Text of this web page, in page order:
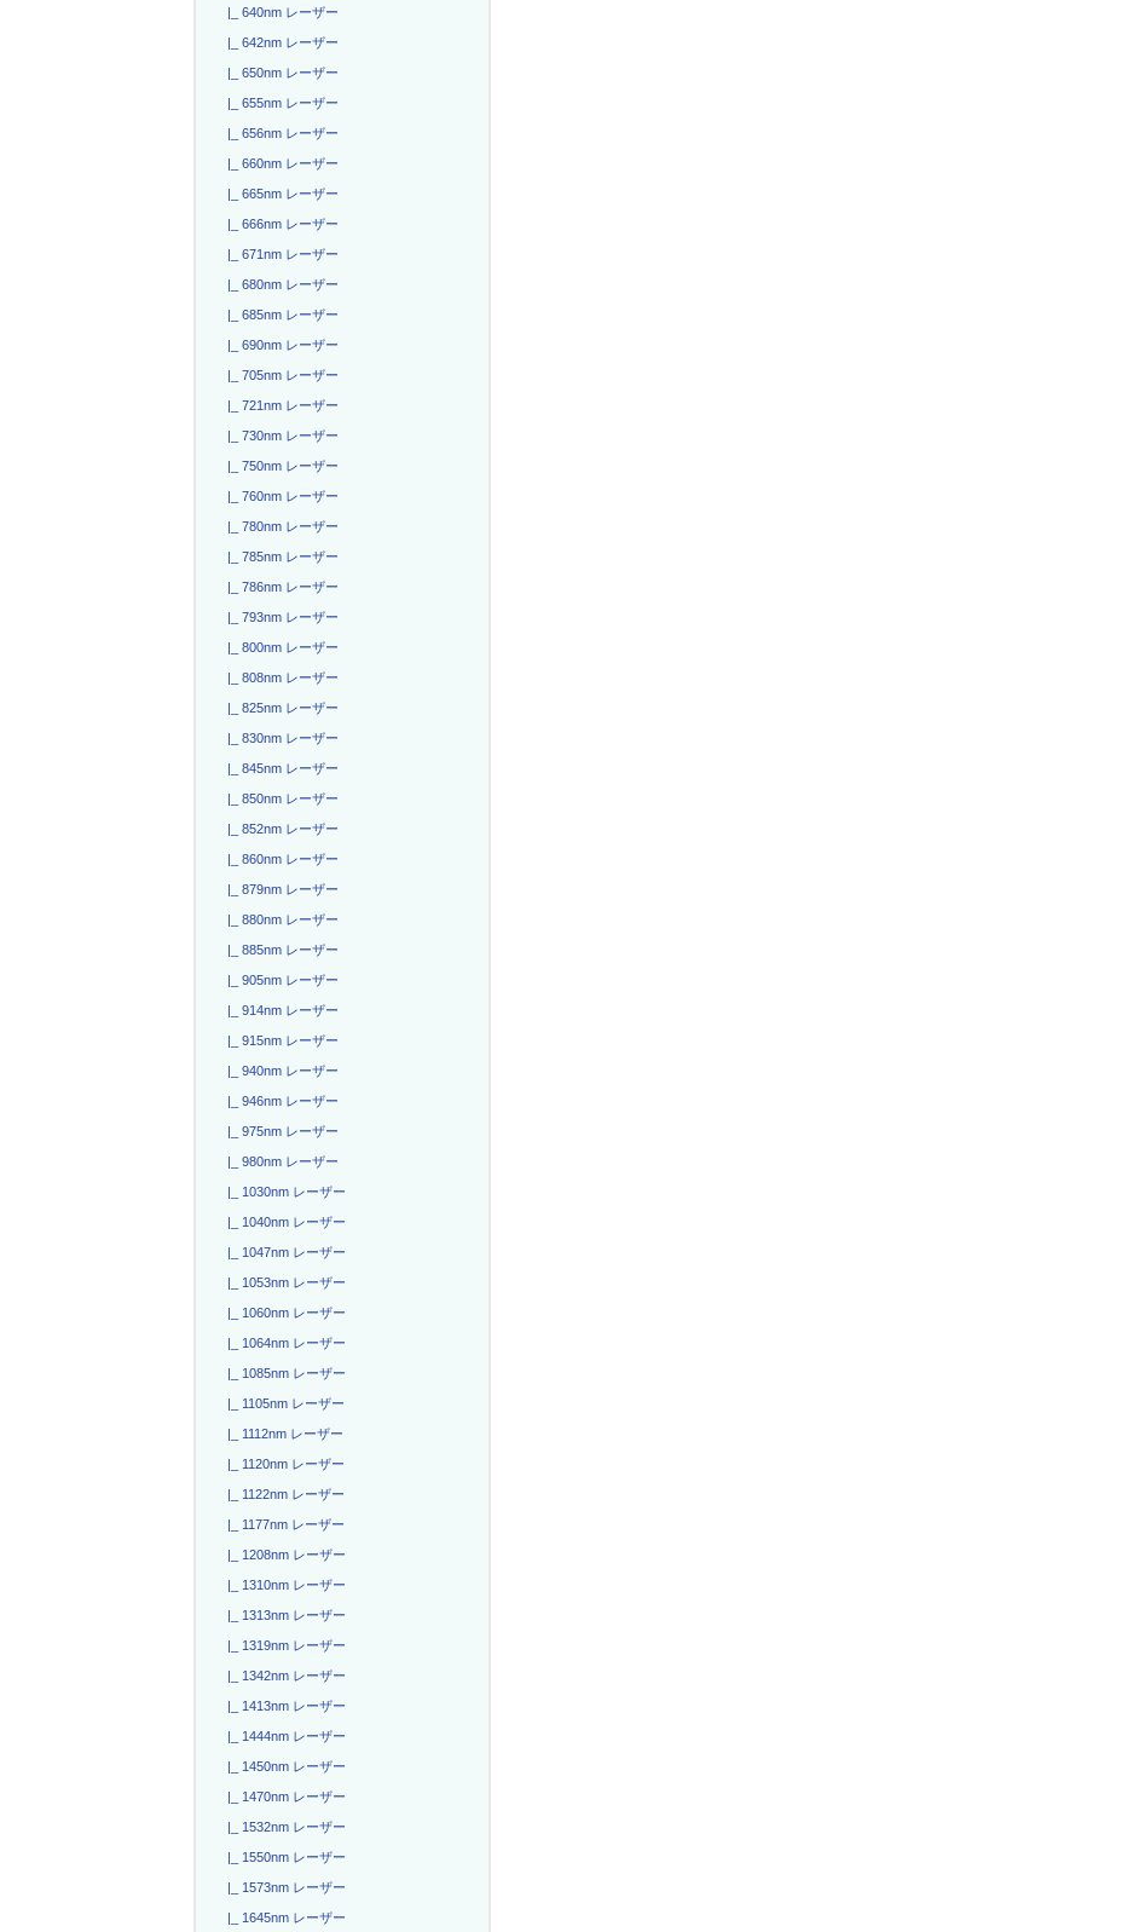
|_ 640nm レーザー
|_ 642nm レーザー
|_ 650nm レーザー
|_ 655nm レーザー
|_ 656nm レーザー
|_ 660nm レーザー
|_ 665nm レーザー
|_ 666nm レーザー
|_ 671nm レーザー
|_ 680nm レーザー
|_ 685nm レーザー
|_ 690nm レーザー
|_ 705nm レーザー
|_ 721nm レーザー
|_ 730nm レーザー
|_ 750nm レーザー
|_ 760nm レーザー
|_ 780nm レーザー
|_ 785nm レーザー
|_ 786nm レーザー
|_ 793nm レーザー
|_ 800nm レーザー
|_ 808nm レーザー
|_ 825nm レーザー
|_ 830nm レーザー
|_ 845nm レーザー
|_ 850nm レーザー
|_ 852nm レーザー
|_ 860nm レーザー
|_ 879nm レーザー
|_ 880nm レーザー
|_ 885nm レーザー
|_ 905nm レーザー
|_ 914nm レーザー
|_ 915nm レーザー
|_ 940nm レーザー
|_ 946nm レーザー
|_ 975nm レーザー
|_ 980nm レーザー
|_ 1030nm レーザー
|_ 1040nm レーザー
|_ 1047nm レーザー
|_ 1053nm レーザー
|_ 1060nm レーザー
|_ 1064nm レーザー
|_ 1085nm レーザー
|_ 1105nm レーザー
|_ 1112nm レーザー
|_ 1120nm レーザー
|_ 1122nm レーザー
|_ 1177nm レーザー
|_ 1208nm レーザー
|_ 1310nm レーザー
|_ 1313nm レーザー
|_ 1319nm レーザー
|_ 1342nm レーザー
|_ 1413nm レーザー
|_ 1444nm レーザー
|_ 1450nm レーザー
|_ 1470nm レーザー
|_ 1532nm レーザー
|_ 1550nm レーザー
|_ 1573nm レーザー
|_ 1645nm レーザー